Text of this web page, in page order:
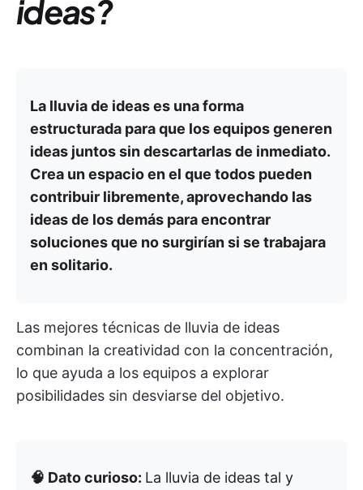
ideas?
La lluvia de ideas es una forma
estructurada para que los equipos generen
ideas juntos sin descartarlas de inmediato.
Crea un espacio en el que todos pueden
contribuir libremente, aprovechando las
ideas de los demás para encontrar
soluciones que no surgirían si se trabajara
en solitario.
Las mejores técnicas de lluvia de ideas
combinan la creatividad con la concentración,
lo que ayuda a los equipos a explorar
posibilidades sin desviarse del objetivo.
🧠 Dato curioso: La lluvia de ideas tal y